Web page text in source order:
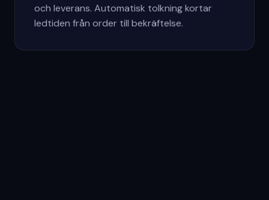
och leverans. Automatisk tolkning kortar
ledtiden från order till bekräftelse.